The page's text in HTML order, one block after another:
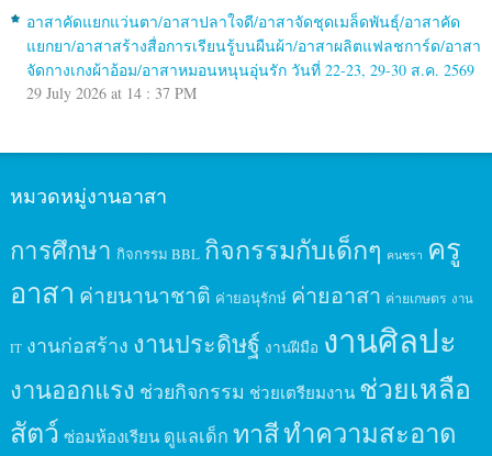
อาสาคัดแยกแว่นตา/อาสาปลาใจดี/อาสาจัดชุดเมล็ดพันธุ์/อาสาคัด
แยกยา/อาสาสร้างสื่อการเรียนรู้บนผืนผ้า/อาสาผลิตแฟลชการ์ด/อาสา
จัดกางเกงผ้าอ้อม/อาสาหมอนหนุนอุ่นรัก วันที่ 22-23, 29-30 ส.ค. 2569
29 July 2026 at 14 : 37 PM
หมวดหมู่งานอาสา
การศึกษา กิจกรรม BBL กิจกรรมกับเด็กๆ คนชรา ครู
อาสา ค่ายนานาชาติ ค่ายอนุรักษ์ ค่ายอาสา ค่ายเกษตร งาน
IT งานก่อสร้าง งานประดิษฐ์ งานฝีมือ งานศิลปะ
งานออกแรง ช่วยกิจกรรม ช่วยเตรียมงาน ช่วยเหลือ
สัตว์ ซ่อมห้องเรียน ดูแลเด็ก ทาสีทำความสะอาด